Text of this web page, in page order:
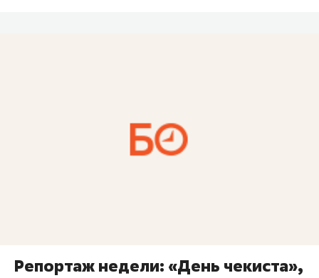
Репортаж недели: «День чекиста»,